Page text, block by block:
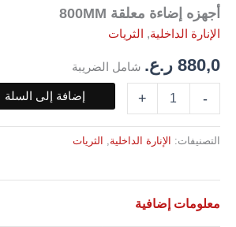
أجهزه إضاءة معلقة 800MM
الإنارة الداخلية, الثريات
880,0 ر.ع. شامل الضريبة
-
كمية
أجهزه
إضاءة
معلقة
800MM
+ إضافة إلى السلة
التصنيفات: الإنارة الداخلية الثريات
معلومات إضافية